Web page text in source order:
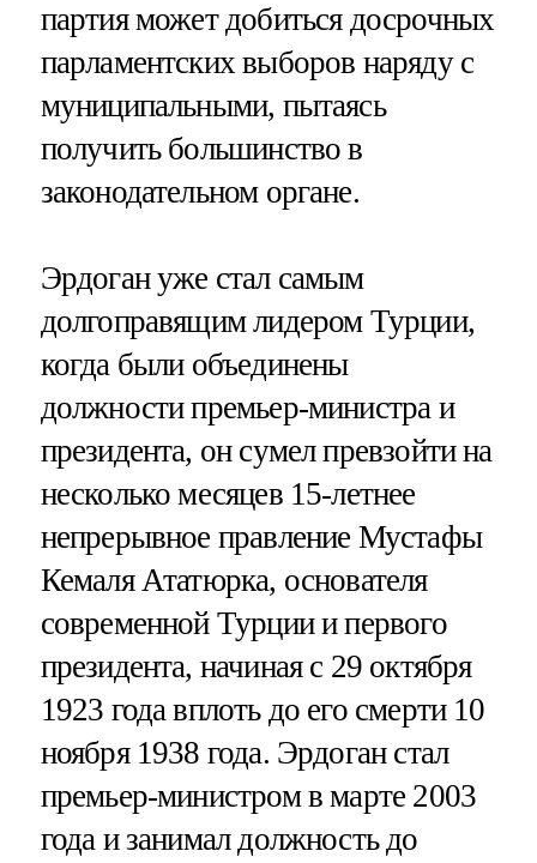
партия может добиться досрочных
парламентских выборов наряду с
муниципальными, пытаясь
получить большинство в
законодательном органе.
Эрдоган уже стал самым
долгоправящим лидером Турции,
когда были объединены
должности премьер-министра и
президента, он сумел превзойти на
несколько месяцев 15-летнее
непрерывное правление Мустафы
Кемаля Ататюрка, основателя
современной Турции и первого
президента, начиная с 29 октября
1923 года вплоть до его смерти 10
ноября 1938 года. Эрдоган стал
премьер-министром в марте 2003
года и занимал должность до